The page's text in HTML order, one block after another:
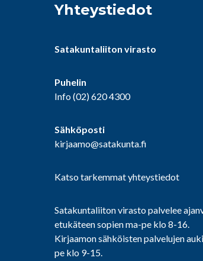
Yhteystiedot
Satakuntaliiton virasto
Puhelin
Info(02) 620 4300
Sähköposti
kirjaamo@satakunta.fi
Katso tarkemmat yhteystiedot
Satakuntaliiton virasto palvelee
etukäteen sopien ma-pe klo 8-16.
Kirjaamon sähköisten palvelujen
pe klo 9-15.